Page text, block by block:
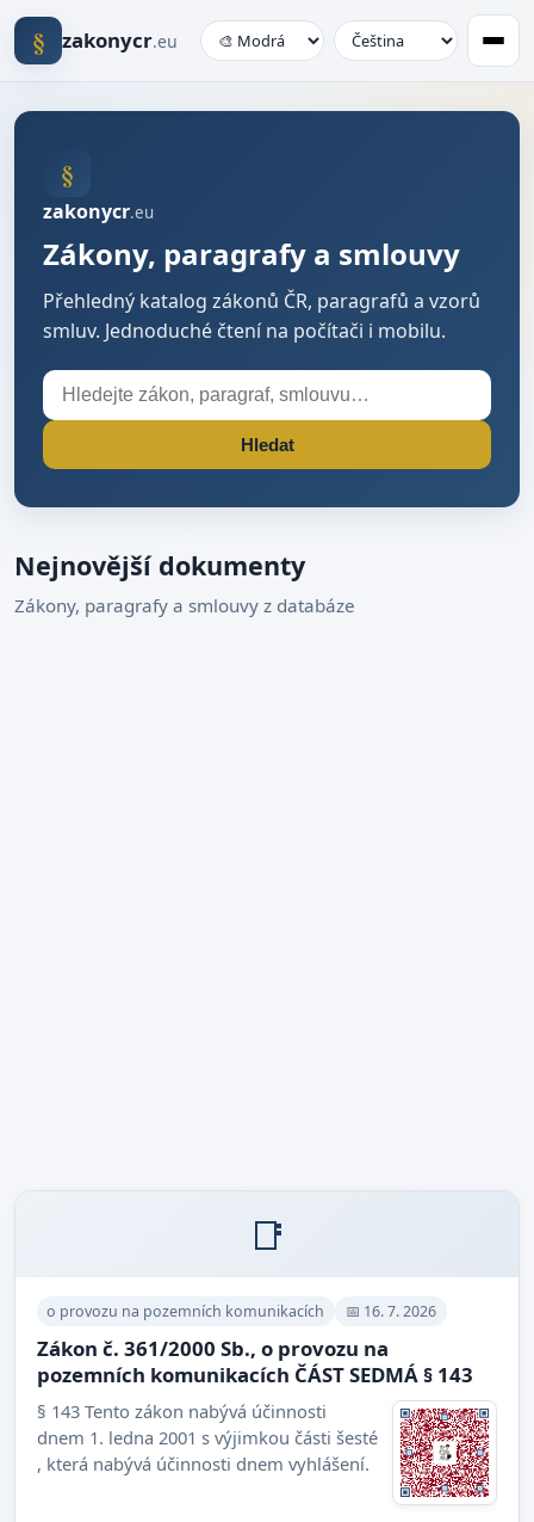
§ zakonycr.eu
§
zakonycr.eu
Zákony, paragrafy a smlouvy
Přehledný katalog zákonů ČR, paragrafů a vzorů
smluv. Jednoduché čtení na počítači i mobilu.
Hledat
Hledat
Nejnovější dokumenty
Zákony, paragrafy a smlouvy z databáze
📑
o provozu na pozemních komunikacích 📅 16. 7. 2026
Zákon č. 361/2000 Sb., o provozu na
pozemních komunikacích ČÁST SEDMÁ § 143
§ 143 Tento zákon nabývá účinnosti
dnem 1. ledna 2001 s výjimkou části šesté
, která nabývá účinnosti dnem vyhlášení.